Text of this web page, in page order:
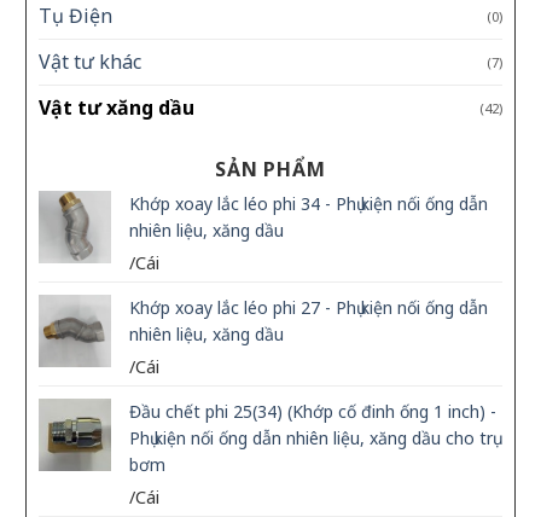
Tụ Điện (0)
Vật tư khác (7)
Vật tư xăng dầu (42)
SẢN PHẨM
Khớp xoay lắc léo phi 34 - Phụ kiện nối ống dẫn
nhiên liệu, xăng dầu
/Cái
Khớp xoay lắc léo phi 27 - Phụ kiện nối ống dẫn
nhiên liệu, xăng dầu
/Cái
Đầu chết phi 25(34) (Khớp cố đinh ống 1 inch) -
Phụ kiện nối ống dẫn nhiên liệu, xăng dầu cho trụ
bơm
/Cái